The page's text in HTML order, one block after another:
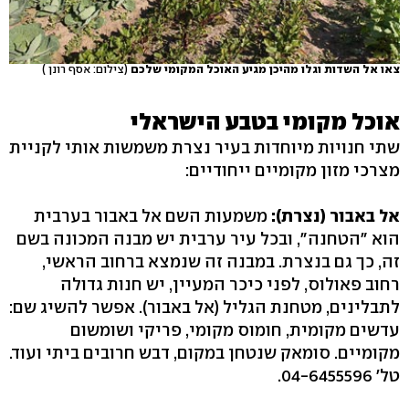
צאו אל השדות וגלו מהיכן מגיע האוכל המקומי שלכם (צילום: אסף רונן )
אוכל מקומי בטבע הישראלי
שתי חנויות מיוחדות בעיר נצרת משמשות אותי לקניית
מצרכי מזון מקומיים ייחודיים:
אל באבור (נצרת): משמעות השם אל באבור בערבית
הוא "הטחנה", ובכל עיר ערבית יש מבנה המכונה בשם
זה, כך גם בנצרת. במבנה זה שנמצא ברחוב הראשי,
רחוב פאולוס, לפני כיכר המעיין, יש חנות גדולה
לתבלינים, מטחנת הגליל (אל באבור). אפשר להשיג שם:
עדשים מקומית, חומוס מקומי, פריקי ושומשום
מקומיים. סומאק שנטחן במקום, דבש חרובים ביתי ועוד.
טל' 04-6455596.